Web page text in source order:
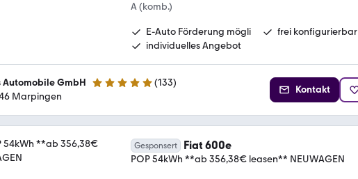
A (komb.)
E-Auto Förderung mögli
frei konfigurierbar
individuelles Angebot
Automobile GmbH 5 Sterne (133)
Marpingen
Kontakt
Gesponsert Fiat 600e
POP 54kWh **ab 356,38€ leasen** NEUWAGEN